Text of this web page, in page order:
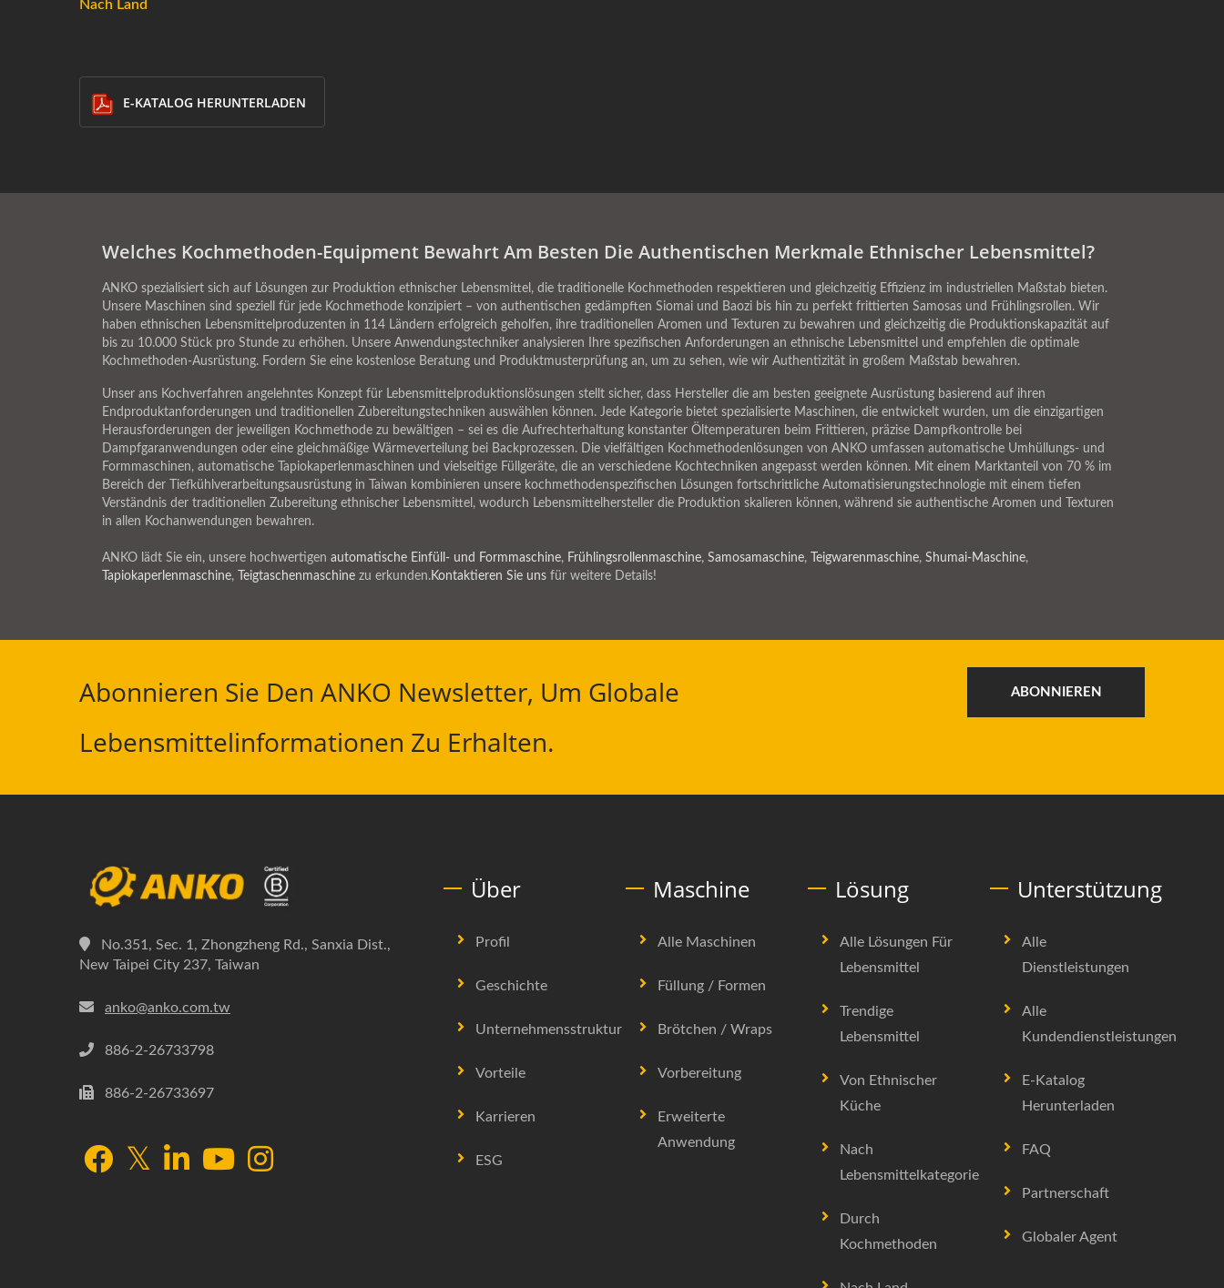
Nach Land
E-KATALOG HERUNTERLADEN
Welches Kochmethoden-Equipment Bewahrt Am Besten Die Authentischen Merkmale Ethnischer Lebensmittel?
ANKO spezialisiert sich auf Lösungen zur Produktion ethnischer Lebensmittel, die traditionelle Kochmethoden respektieren und gleichzeitig Effizienz im industriellen Maßstab bieten.
Unsere Maschinen sind speziell für jede Kochmethode konzipiert – von authentischen gedämpften Siomai und Baozi bis hin zu perfekt frittierten Samosas und Frühlingsrollen. Wir
haben ethnischen Lebensmittelproduzenten in 114 Ländern erfolgreich geholfen, ihre traditionellen Aromen und Texturen zu bewahren und gleichzeitig die Produktionskapazität auf
bis zu 10.000 Stück pro Stunde zu erhöhen. Unsere Anwendungstechniker analysieren Ihre spezifischen Anforderungen an ethnische Lebensmittel und empfehlen die optimale
Kochmethoden-Ausrüstung. Fordern Sie eine kostenlose Beratung und Produktmusterprüfung an, um zu sehen, wie wir Authentizität in großem Maßstab bewahren.
Unser ans Kochverfahren angelehntes Konzept für Lebensmittelproduktionslösungen stellt sicher, dass Hersteller die am besten geeignete Ausrüstung basierend auf ihren
Endproduktanforderungen und traditionellen Zubereitungstechniken auswählen können. Jede Kategorie bietet spezialisierte Maschinen, die entwickelt wurden, um die einzigartigen
Herausforderungen der jeweiligen Kochmethode zu bewältigen – sei es die Aufrechterhaltung konstanter Öltemperaturen beim Frittieren, präzise Dampfkontrolle bei
Dampfgaranwendungen oder eine gleichmäßige Wärmeverteilung bei Backprozessen. Die vielfältigen Kochmethodenlösungen von ANKO umfassen automatische Umhüllungs- und
Formmaschinen, automatische Tapiokaperlenmaschinen und vielseitige Füllgeräte, die an verschiedene Kochtechniken angepasst werden können. Mit einem Marktanteil von 70 % im
Bereich der Tiefkühlverarbeitungsausrüstung in Taiwan kombinieren unsere kochmethodenspezifischen Lösungen fortschrittliche Automatisierungstechnologie mit einem tiefen
Verständnis der traditionellen Zubereitung ethnischer Lebensmittel, wodurch Lebensmittelhersteller die Produktion skalieren können, während sie authentische Aromen und Texturen
in allen Kochanwendungen bewahren.
ANKO lädt Sie ein, unsere hochwertigen automatische Einfüll- und Formmaschine, Frühlingsrollenmaschine, Samosamaschine, Teigwarenmaschine, Shumai-Maschine,
Tapiokaperlenmaschine, Teigtaschenmaschine zu erkunden.Kontaktieren Sie uns für weitere Details!
Abonnieren Sie Den ANKO Newsletter, Um Globale
Lebensmittelinformationen Zu Erhalten.
ABONNIEREN
No.351, Sec. 1, Zhongzheng Rd., Sanxia Dist.,
New Taipei City 237, Taiwan
anko@anko.com.tw
886-2-26733798
886-2-26733697
Über
Profil
Geschichte
Unternehmensstruktur
Vorteile
Karrieren
ESG
Maschine
Alle Maschinen
Füllung / Formen
Brötchen / Wraps
Vorbereitung
Erweiterte
Anwendung
Lösung
Alle Lösungen Für
Lebensmittel
Trendige
Lebensmittel
Von Ethnischer
Küche
Nach
Lebensmittelkategorie
Durch
Kochmethoden
Unterstützung
Alle
Dienstleistungen
Alle
Kundendienstleistungen
E-Katalog
Herunterladen
FAQ
Partnerschaft
Globaler Agent